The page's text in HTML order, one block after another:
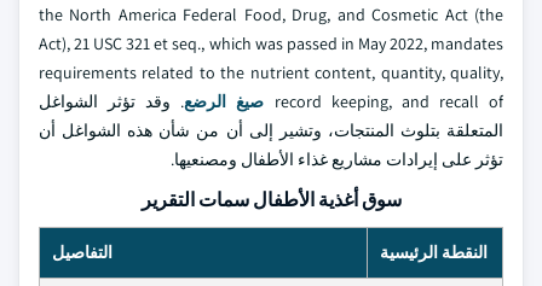
the North America Federal Food, Drug, and Cosmetic Act (the
Act), 21 USC 321 et seq., which was passed in May 2022, mandates
requirements related to the nutrient content, quantity, quality,
record keeping, and recall of صيغ الرضع. وقد تؤثر الشواغل
المتعلقة بتلوث المنتجات، وتشير إلى أن من شأن هذه الشواغل أن
تؤثر على إيرادات مشاريع غذاء الأطفال ومصنعيها.
سوق أغذية الأطفال سمات التقرير
النقطة الرئيسية التفاصيل